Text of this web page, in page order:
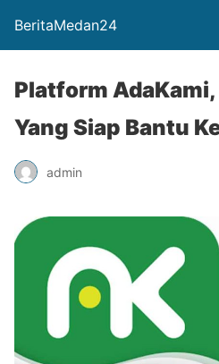
BeritaMedan24
Platform
Yang Siap Bantu
admin